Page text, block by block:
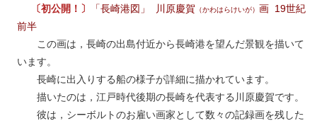
〔初公開！〕 「長崎港図」 川原慶賀 （かわはらけいが） 画 19世紀
前半
この画は，長崎の出島付近から長崎港を望んだ景観を描いて
います。
長崎に出入りする船の様子が詳細に描かれています。
描いたのは，江戸時代後期の長崎を代表する川原慶賀です。
彼は，シーボルトのお雇い画家として数々の記録画を残した